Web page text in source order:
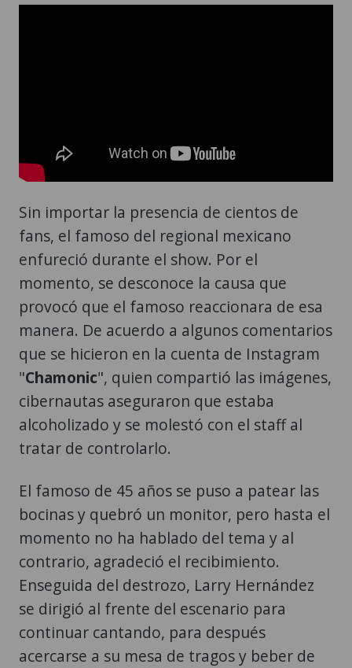
Sin importar la presencia de cientos de
fans, el famoso del regional mexicano
enfureció durante el show. Por el
momento, se desconoce la causa que
provocó que el famoso reaccionara de esa
manera. De acuerdo a algunos comentarios
que se hicieron en la cuenta de Instagram
"Chamonic", quien compartió las imágenes,
cibernautas aseguraron que estaba
alcoholizado y se molestó con el staff al
tratar de controlarlo.
El famoso de 45 años se puso a patear las
bocinas y quebró un monitor, pero hasta el
momento no ha hablado del tema y al
contrario, agradeció el recibimiento.
Enseguida del destrozo, Larry Hernández
se dirigió al frente del escenario para
continuar cantando, para después
acercarse a su mesa de tragos y beber de